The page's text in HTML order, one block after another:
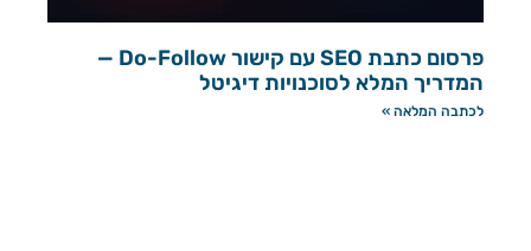
פרסום כתבת SEO עם קישור Do-Follow —
המדריך המלא לסוכנויות דיגיטל
לכתבה המלאה »